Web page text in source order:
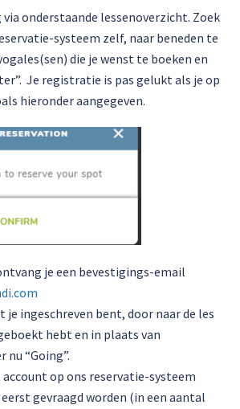
via onderstaande lessenoverzicht. Zoek
systeem zelf, naar beneden te
die je wenst te boeken en
Je registratie is pas gelukt als je op
hieronder aangegeven.
je een bevestigings-email
je ingeschreven bent, door naar de les
hebt en in plaats van
nu “Going”.
account op ons reservatie-systeem
gevraagd worden (in een aantal